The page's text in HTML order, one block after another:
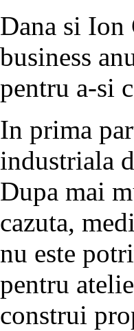
Dana si Ion
business
pentru a-si
In prima
industriala
Dupa mai
cazuta,
nu este
pentru
construi